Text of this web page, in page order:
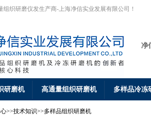
组织研磨仪发生产商-上海净信实业发展有限公司！
净
研磨机 高通量组织研磨机 多样品冷冻
>>技术知识>>多样品组织研磨机